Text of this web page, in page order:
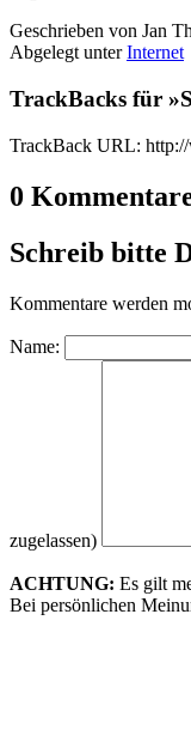
Geschrieben von Jan
Abgelegt unterInternet
TrackBacks für
TrackBack URL:
0
Schreib bitte
Kommentare werden
Name:
zugelassen)
ACHTUNG: Es gilt
Bei persönlichen